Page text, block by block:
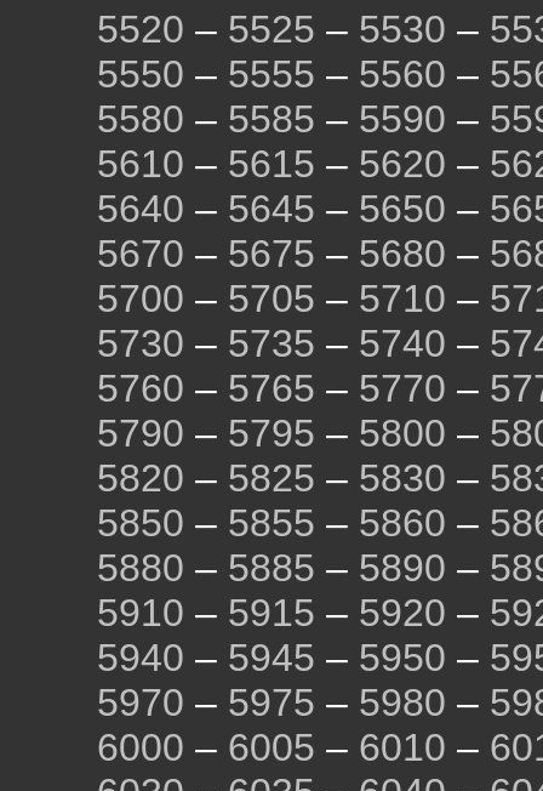
5520 – 5525 – 5530 –
5550 – 5555 – 5560 –
5580 – 5585 – 5590 –
5610 – 5615 – 5620 –
5640 – 5645 – 5650 –
5670 – 5675 – 5680 –
5700 – 5705 – 5710 –
5730 – 5735 – 5740 –
5760 – 5765 – 5770 –
5790 – 5795 – 5800 –
5820 – 5825 – 5830 –
5850 – 5855 – 5860 –
5880 – 5885 – 5890 –
5910 – 5915 – 5920 –
5940 – 5945 – 5950 –
5970 – 5975 – 5980 –
6000 – 6005 – 6010 –